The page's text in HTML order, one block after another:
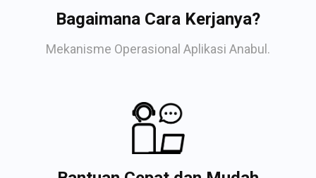
Bagaimana Cara Kerjanya?
Mekanisme Operasional Aplikasi Anabul.